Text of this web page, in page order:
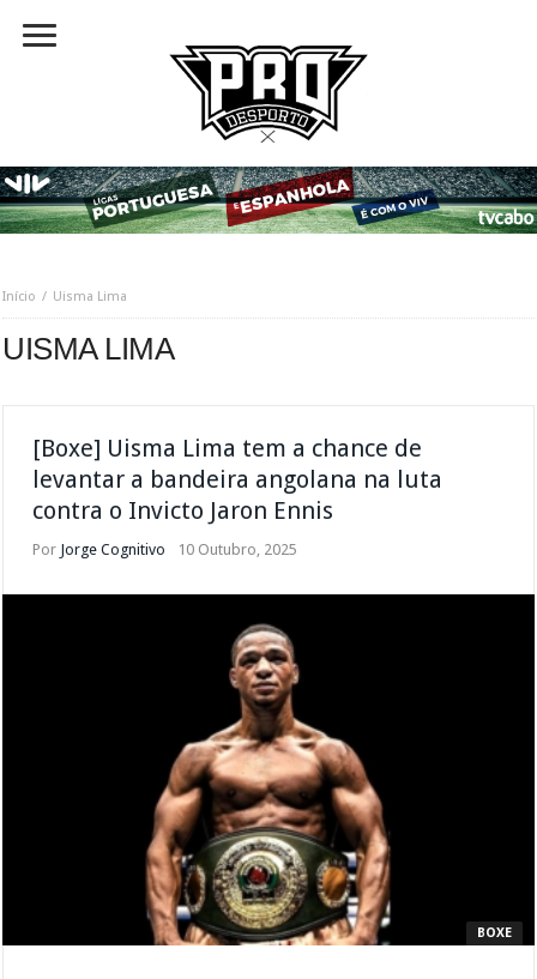
Início Uisma Lima
UISMA LIMA
[Boxe] Uisma Lima tem a chance de
levantar a bandeira angolana na luta
contra o Invicto Jaron Ennis
Por Jorge Cognitivo 10 Outubro, 2025
BOXE